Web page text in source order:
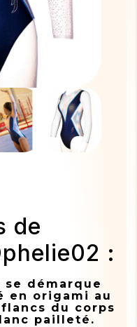
de
:
se démarque
en origami au
du corps
pailleté.